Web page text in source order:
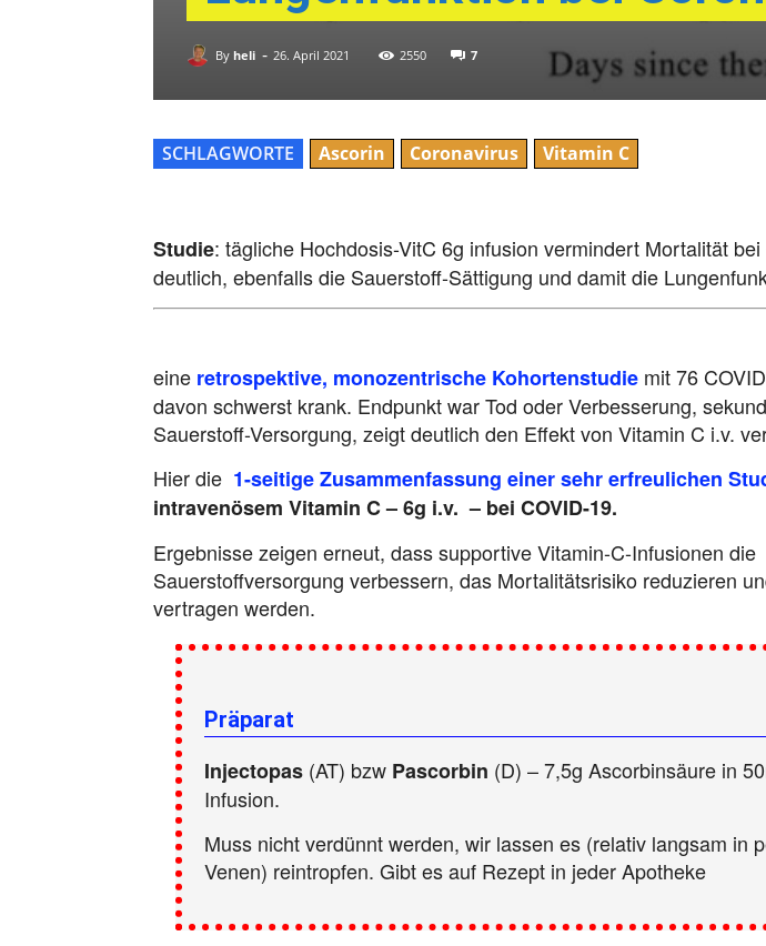
By heli - 26. April 2021 2550 7
SCHLAGWORTE Ascorin Coronavirus Vitamin C
Studie: tägliche Hochdosis-VitC 6g infusion vermindert Mortalität
deutlich, ebenfalls die Sauerstoff-Sättigung und damit die
eine retrospektive, monozentrische Kohortenstudie mit 76
davon schwerst krank. Endpunkt war Tod oder Verbesserung,
Sauerstoff-Versorgung, zeigt deutlich den Effekt von Vitamin C i.v.
Hier die 1-seitige Zusammenfassung einer sehr erfreulichen
intravenösem Vitamin C – 6g i.v. – bei COVID-19.
Ergebnisse zeigen erneut, dass supportive Vitamin-C-Infusionen die
Sauerstoffversorgung verbessern, das Mortalitätsrisiko reduzieren
vertragen werden.
Präparat
Injectopas (AT) bzw Pascorbin (D) – 7,5g Ascorbinsäure in
Infusion.
Muss nicht verdünnt werden, wir lassen es (relativ langsam in
Venen) reintropfen. Gibt es auf Rezept in jeder Apotheke